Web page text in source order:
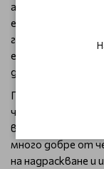
адхезивни
естествената
гланциращи
ефект на адхезия
да използвате
Прецизно
че
върху нокътя.
много добре от
на надраскване и